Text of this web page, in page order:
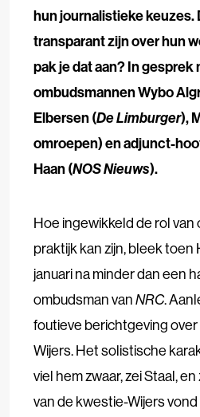
hun journalistieke keuzes.
transparant zijn over hun
pak je dat aan? In gesprek
ombudsmannen Wybo
Elbersen (De Limburger),
omroepen) en adjunct-
Haan (NOS Nieuws).
Hoe ingewikkeld de rol van
praktijk kan zijn, bleek toen
januari na minder dan een
ombudsman vanNRC.
foutieve berichtgeving
Wijers. Het solistische
viel hem zwaar, zei Staal,
van de kwestie-Wijers vond